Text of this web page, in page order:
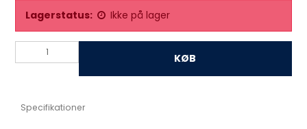
Lagerstatus: Ikke på lager
KØB
Specifikationer